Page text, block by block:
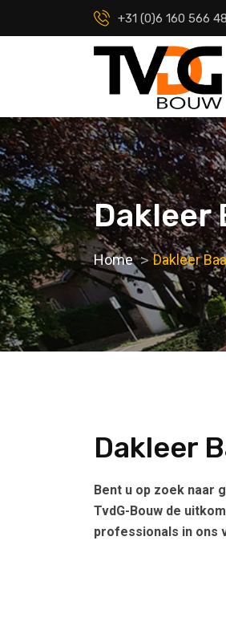
+31 (0)6 160 566 48
Dakleer
Home Dakleer
Dakleer
Bent u op zoek naar
TvdG-Bouw de
professionals in ons